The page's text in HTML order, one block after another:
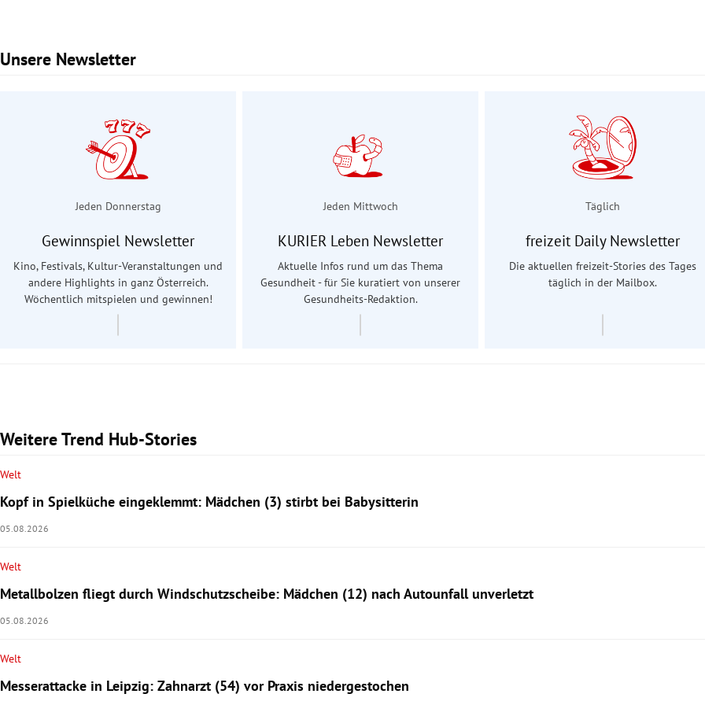
Unsere Newsletter
Slide 1 von 2
Jeden Donnerstag
Gewinnspiel Newsletter
Kino, Festivals, Kultur-Veranstaltungen und
andere Highlights in ganz Österreich.
Wöchentlich mitspielen und gewinnen!
Jeden Mittwoch
KURIER Leben Newsletter
Aktuelle Infos rund um das Thema
Gesundheit - für Sie kuratiert von unserer
Gesundheits-Redaktion.
Täglich
freizeit Daily Newsletter
Die aktuellen freizeit-Stories des Tages
täglich in der Mailbox.
Weitere Trend Hub-Stories
Welt
Kopf in Spielküche eingeklemmt: Mädchen (3) stirbt bei Babysitterin
05.08.2026
Welt
Metallbolzen fliegt durch Windschutzscheibe: Mädchen (12) nach Autounfall unverletzt
05.08.2026
Welt
Messerattacke in Leipzig: Zahnarzt (54) vor Praxis niedergestochen